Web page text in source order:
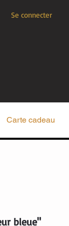
bleue"
Carte cadeau
Se connecter